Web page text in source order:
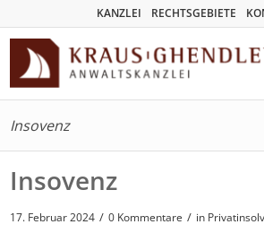
KANZLEI RECHTSGEBIETE
Insovenz
Insovenz
17. Februar 2024 / 0 Kommentare / in